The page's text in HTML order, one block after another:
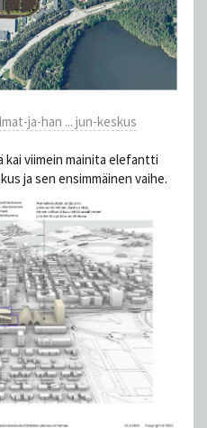
ja-han ... jun-keskus
kai viimein mainita elefantti
ja sen ensimmäinen vaihe.